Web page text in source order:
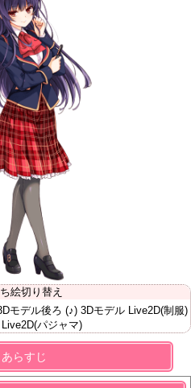
絵切り替え
モデル後ろ (♪) 3Dモデル Live2D(制服)
Live2D(パジャマ)
らすじ